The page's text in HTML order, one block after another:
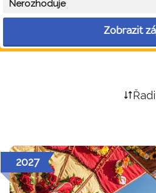
Nerozhoduje
Zobrazit
2027